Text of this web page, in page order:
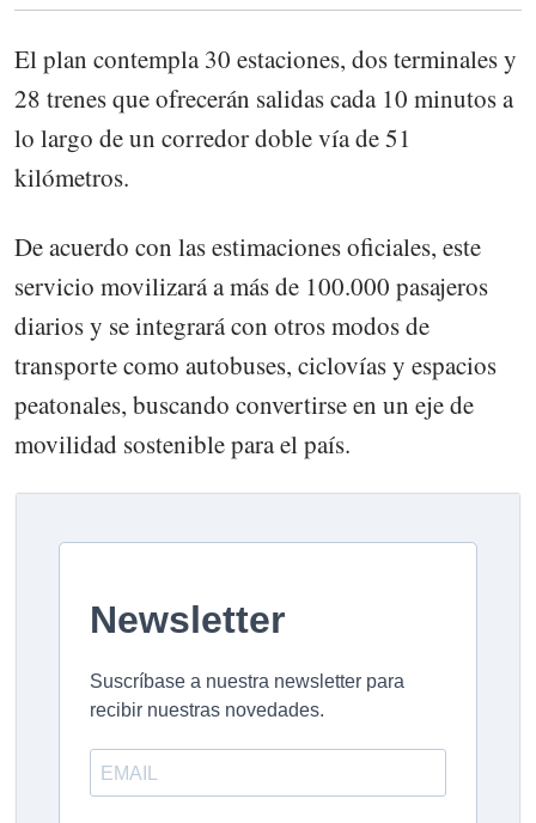
El plan contempla 30 estaciones, dos terminales y
28 trenes que ofrecerán salidas cada 10 minutos a
lo largo de un corredor doble vía de 51
kilómetros.
De acuerdo con las estimaciones oficiales, este
servicio movilizará a más de 100.000 pasajeros
diarios y se integrará con otros modos de
transporte como autobuses, ciclovías y espacios
peatonales, buscando convertirse en un eje de
movilidad sostenible para el país.